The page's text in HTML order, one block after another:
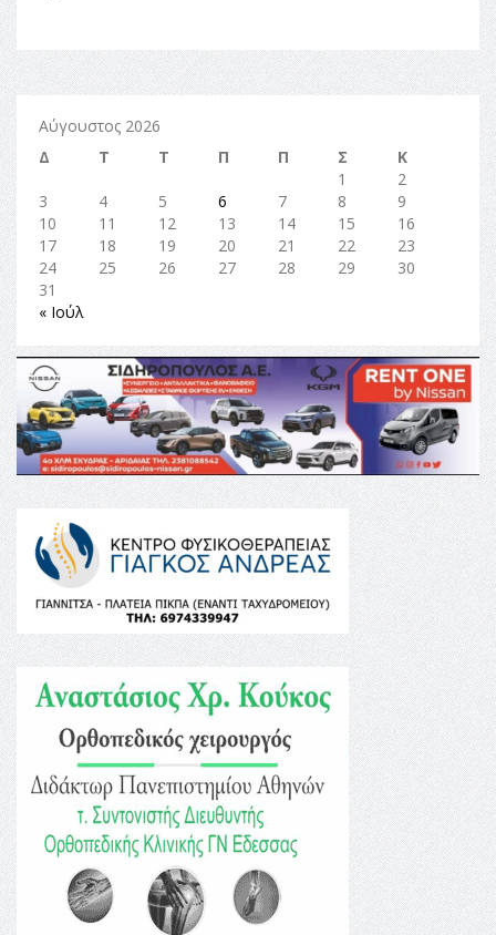
Αύγουστος 2026
Δ
Τ Τ Π Π Σ
Κ
1
2
3
4 5 6 7 8
9
10
11 12 13 14 15
16
17
18 19 20 21 22
23
24
25 26 27 28 29
30
31
« Ιούλ